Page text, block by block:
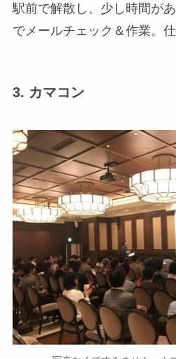
駅前で解散し、少し時間が
でメールチェック＆作業。仕
3. カマコン